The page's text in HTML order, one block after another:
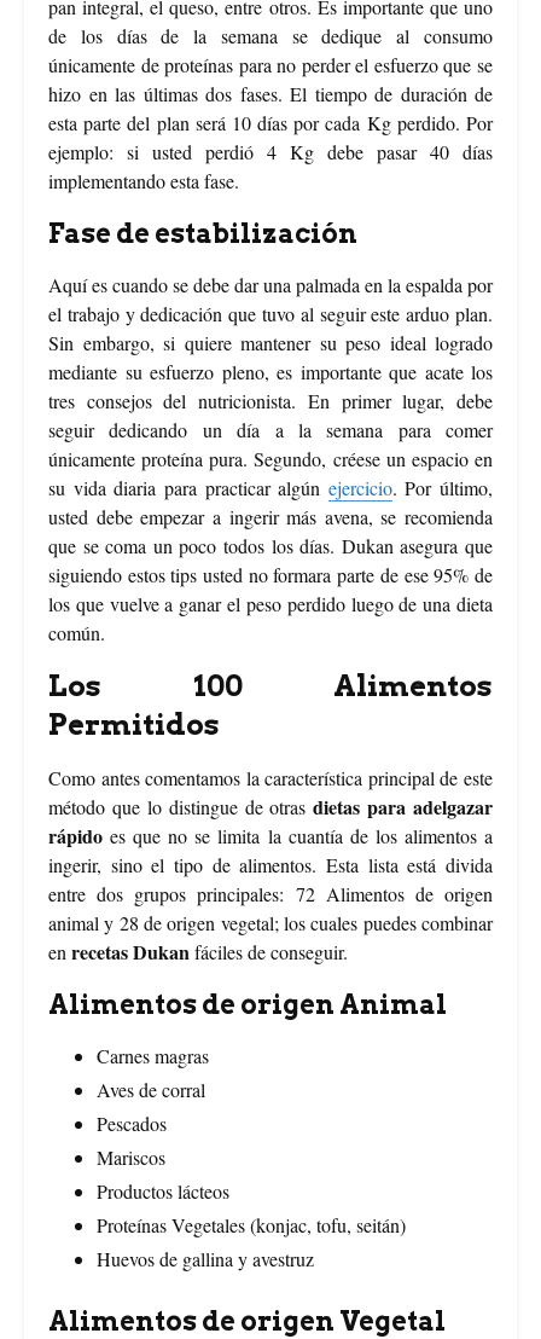
pan integral, el queso, entre otros. Es importante que uno
de los días de la semana se dedique al consumo
únicamente de proteínas para no perder el esfuerzo que se
hizo en las últimas dos fases. El tiempo de duración de
esta parte del plan será 10 días por cada Kg perdido. Por
ejemplo: si usted perdió 4 Kg debe pasar 40 días
implementando esta fase.
Fase de estabilización
Aquí es cuando se debe dar una palmada en la espalda por
el trabajo y dedicación que tuvo al seguir este arduo plan.
Sin embargo, si quiere mantener su peso ideal logrado
mediante su esfuerzo pleno, es importante que acate los
tres consejos del nutricionista. En primer lugar, debe
seguir dedicando un día a la semana para comer
únicamente proteína pura. Segundo, créese un espacio en
su vida diaria para practicar algún ejercicio. Por último,
usted debe empezar a ingerir más avena, se recomienda
que se coma un poco todos los días. Dukan asegura que
siguiendo estos tips usted no formara parte de ese 95% de
los que vuelve a ganar el peso perdido luego de una dieta
común.
Los 100 Alimentos
Permitidos
Como antes comentamos la característica principal de este
método que lo distingue de otrasdietas para adelgazar
rápido es que no se limita la cuantía de los alimentos a
ingerir, sino el tipo de alimentos. Esta lista está divida
entre dos grupos principales: 72 Alimentos de origen
animal y 28 de origen vegetal; los cuales puedes combinar
enrecetas Dukanfáciles de conseguir.
Alimentos de origen Animal
Carnes magras
Aves de corral
Pescados
Mariscos
Productos lácteos
Proteínas Vegetales (konjac, tofu, seitán)
Huevos de gallina y avestruz
Alimentos de origen Vegetal